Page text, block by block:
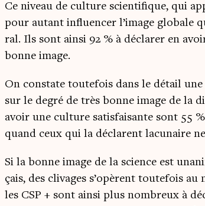
Ce niveau de culture scien­ti­fique, qui
pour autant influen­cer l’image glo­bale
ral. Ils sont ain­si 92 % à décla­rer en
bonne image.
On constate tou­te­fois dans le détail
sur le degré de très bonne image de la
avoir une culture satis­fai­sante sont 55
quand ceux qui la déclarent lacu­naire
Si la bonne image de la science est
çais, des cli­vages s’opèrent tou­te­fois
les CSP + sont ain­si plus nom­breux à